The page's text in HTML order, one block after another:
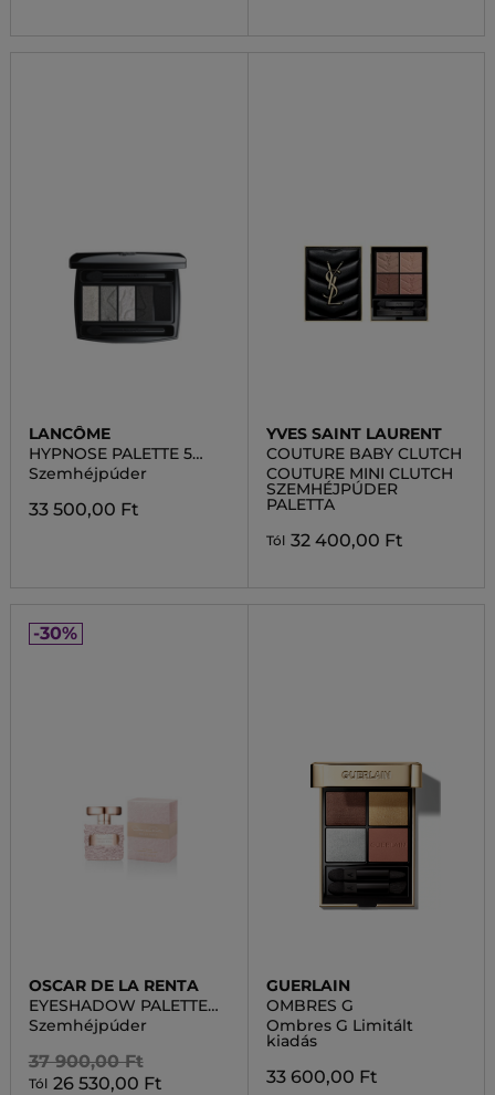
LANCÔME
HYPNOSE PALETTE 5
COULEURS
Szemhéjpúder
33 500,00 Ft
YVES SAINT LAURENT
COUTURE BABY CLUTCH
COUTURE MINI CLUTCH
SZEMHÉJPÚDER
PALETTA
Tól 32 400,00 Ft
-30%
OSCAR DE LA RENTA
EYESHADOW PALETTE
BLUE BLOOD
Szemhéjpúder
37 900,00 Ft
Tól 26 530,00 Ft
GUERLAIN
OMBRES G
Ombres G Limitált
kiadás
33 600,00 Ft